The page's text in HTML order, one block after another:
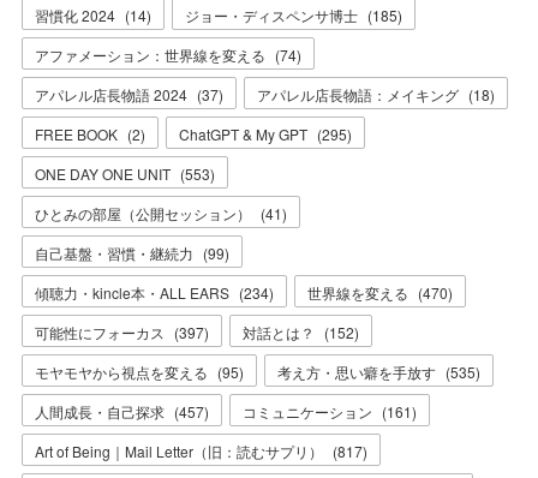
習慣化 2024 (14) ジョー・ディスペンサ博士 (185)
アファメーション：世界線を変える (74)
アパレル店長物語 2024 (37) アパレル店長物語：メイキング (18)
FREE BOOK (2) ChatGPT & My GPT (295)
ONE DAY ONE UNIT (553)
ひとみの部屋（公開セッション）
(41)
自己基盤・習慣・継続力 (99)
傾聴力・kincle本・ALL EARS (234) 世界線を変える (470)
可能性にフォーカス
(397) 対話とは？ (152)
モヤモヤから視点を変える (95) 考え方・思い癖を手放す (535)
人間成長・自己探求 (457) コミュニケーション (161)
Art of Being｜Mail Letter（旧：読むサプリ）
(817)